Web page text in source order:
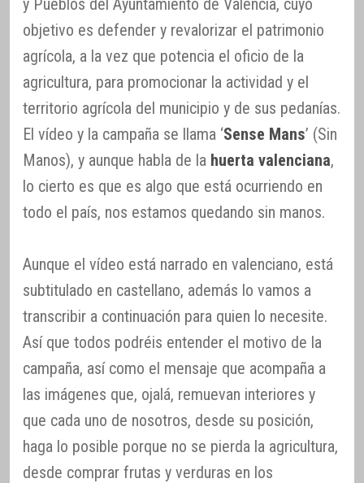
objetivo es defender y revalorizar el patrimonio
agrícola, a la vez que potencia el oficio de la
agricultura, para promocionar la actividad y el
territorio agrícola del municipio y de sus pedanías.
El vídeo y la campaña se llama ‘Sense Mans’ (Sin
Manos), y aunque habla de la huerta valenciana,
lo cierto es que es algo que está ocurriendo en
todo el país, nos estamos quedando sin manos.
Aunque el vídeo está narrado en valenciano, está
subtitulado en castellano, además lo vamos a
transcribir a continuación para quien lo necesite.
Así que todos podréis entender el motivo de la
campaña, así como el mensaje que acompaña a
las imágenes que, ojalá, remuevan interiores y
que cada uno de nosotros, desde su posición,
haga lo posible porque no se pierda la agricultura,
desde comprar frutas y verduras en los